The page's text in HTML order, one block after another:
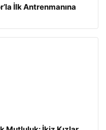
İlk Antrenmanına